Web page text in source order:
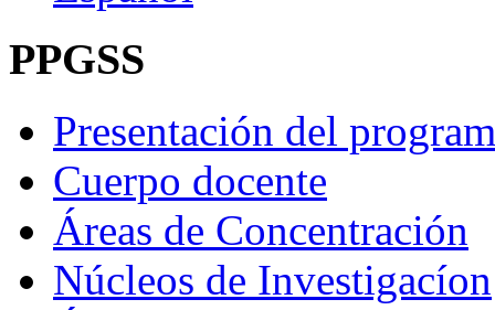
PPGSS
Presentación del
Cuerpo docente
Áreas de Concentración
Núcleos de Investigacíon